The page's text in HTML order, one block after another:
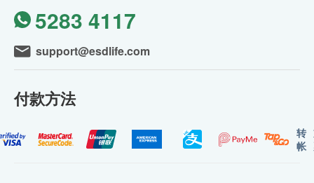
5283 4117
support@esdlife.com
付款方法
转
帐